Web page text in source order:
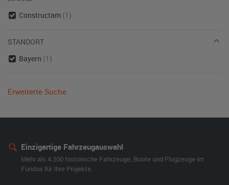
Constructam (1)
STANDORT
Bayern (1)
Erweiterte Suche
Einzigartige Fahrzeugauswahl
Mehr als 4.300 historische Fahrzeuge, Boote und Flugzeuge im
Fundus für Ihre Projekte.